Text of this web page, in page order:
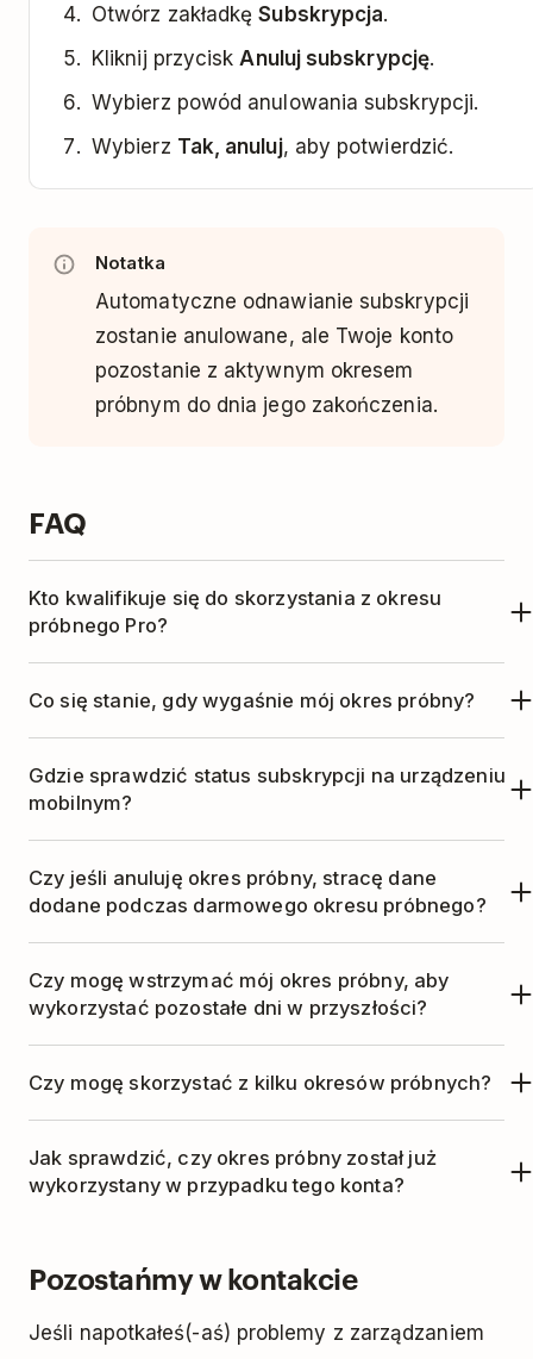
Otwórz zakładkęSubskrypcja.
Kliknij przycisk Anuluj subskrypcję.
Wybierz powód anulowania subskrypcji.
Wybierz Tak, anuluj, aby potwierdzić.
Notatka
Automatyczne odnawianie subskrypcji
zostanie anulowane, ale Twoje konto
pozostanie z aktywnym okresem
próbnym do dnia jego zakończenia.
FAQ
Kto kwalifikuje się do skorzystania z okresu
próbnego Pro?
każdego użytkownika, który wcześniej nie
Co się stanie, gdy wygaśnie mój okres próbny?
automatycznie rozpocznie się płatna
Gdzie sprawdzić status subskrypcji na urządzeniu
mobilnym?
mobilnej Todoist. Naciśnij ikonkę koła zębatego,
Czy jeśli anuluję okres próbny, stracę dane
dodane podczas darmowego okresu próbnego?
automatycznie przechodzi na plan Startowy.
zmniejszeniu.Dowiedz się więcej.
Czy mogę wstrzymać mój okres próbny, aby
wykorzystać pozostałe dni w przyszłości?
Czy mogę skorzystać z kilku okresów próbnych?
darmowego okresu próbnego.
Jak sprawdzić, czy okres próbny został już
wykorzystany w przypadku tego konta?
Subskrypcja. Jeśli nie widzisz przycisku
próbny został już wykorzystany na tym koncie.
Pozostańmy w kontakcie
Jeśli napotkałeś(-aś) problemy z zarządzaniem